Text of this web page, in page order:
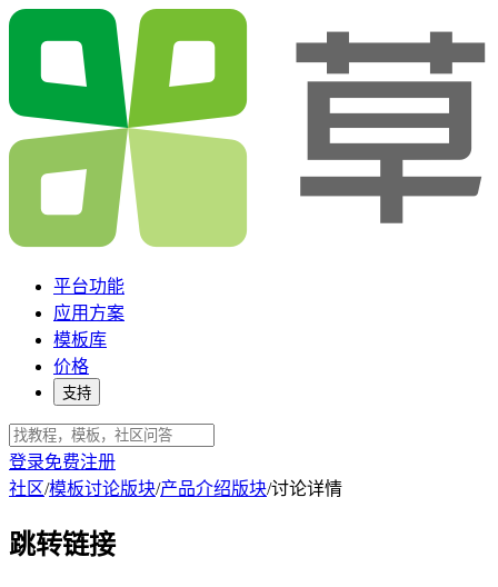
平台功能
应用方案
模板库
价格
支持
登录免费注册
社区/模板讨论版块/产品介绍版块/讨论详情
跳转链接